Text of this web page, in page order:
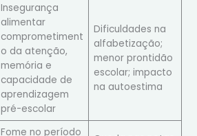
Insegurança
alimentar
comprometiment
o da atenção,
memória e
capacidade de
aprendizagem
pré-escolar
Dificuldades na
alfabetização;
menor prontidão
escolar; impacto
na autoestima
Fome no período